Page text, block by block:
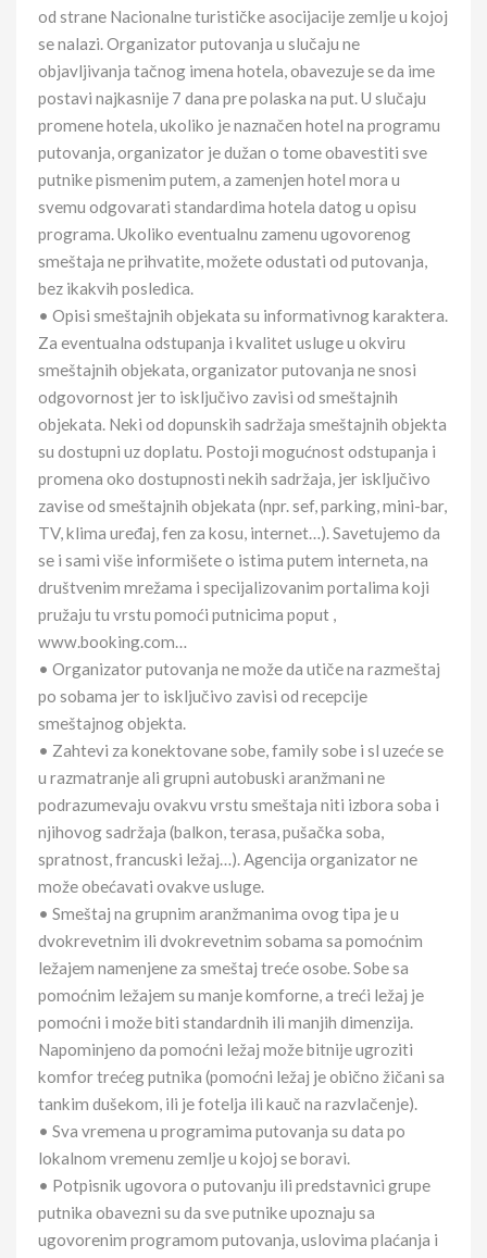
od strane Nacionalne turističke asocijacije zemlje u kojoj
se nalazi. Organizator putovanja u slučaju ne
objavljivanja tačnog imena hotela, obavezuje se da ime
postavi najkasnije 7 dana pre polaska na put. U slučaju
promene hotela, ukoliko je naznačen hotel na programu
putovanja, organizator je dužan o tome obavestiti sve
putnike pismenim putem, a zamenjen hotel mora u
svemu odgovarati standardima hotela datog u opisu
programa. Ukoliko eventualnu zamenu ugovorenog
smeštaja ne prihvatite, možete odustati od putovanja,
bez ikakvih posledica.
• Opisi smeštajnih objekata su informativnog karaktera.
Za eventualna odstupanja i kvalitet usluge u okviru
smeštajnih objekata, organizator putovanja ne snosi
odgovornost jer to isključivo zavisi od smeštajnih
objekata. Neki od dopunskih sadržaja smeštajnih objekta
su dostupni uz doplatu. Postoji mogućnost odstupanja i
promena oko dostupnosti nekih sadržaja, jer isključivo
zavise od smeštajnih objekata (npr. sef, parking, mini-bar,
TV, klima uređaj, fen za kosu, internet…). Savetujemo da
se i sami više informišete o istima putem interneta, na
društvenim mrežama i specijalizovanim portalima koji
pružaju tu vrstu pomoći putnicima poput ,
www.booking.com…
• Organizator putovanja ne može da utiče na razmeštaj
po sobama jer to isključivo zavisi od recepcije
smeštajnog objekta.
• Zahtevi za konektovane sobe, family sobe i sl uzeće se
u razmatranje ali grupni autobuski aranžmani ne
podrazumevaju ovakvu vrstu smeštaja niti izbora soba i
njihovog sadržaja (balkon, terasa, pušačka soba,
spratnost, francuski ležaj…). Agencija organizator ne
može obećavati ovakve usluge.
• Smeštaj na grupnim aranžmanima ovog tipa je u
dvokrevetnim ili dvokrevetnim sobama sa pomoćnim
ležajem namenjene za smeštaj treće osobe. Sobe sa
pomoćnim ležajem su manje komforne, a treći ležaj je
pomoćni i može biti standardnih ili manjih dimenzija.
Napominjeno da pomoćni ležaj može bitnije ugroziti
komfor trećeg putnika (pomoćni ležaj je obično žičani sa
tankim dušekom, ili je fotelja ili kauč na razvlačenje).
• Sva vremena u programima putovanja su data po
lokalnom vremenu zemlje u kojoj se boravi.
• Potpisnik ugovora o putovanju ili predstavnici grupe
putnika obavezni su da sve putnike upoznaju sa
ugovorenim programom putovanja, uslovima plaćanja i